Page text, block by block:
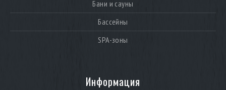
Бани и сауны
Бассейны
SPA-зоны
Информация